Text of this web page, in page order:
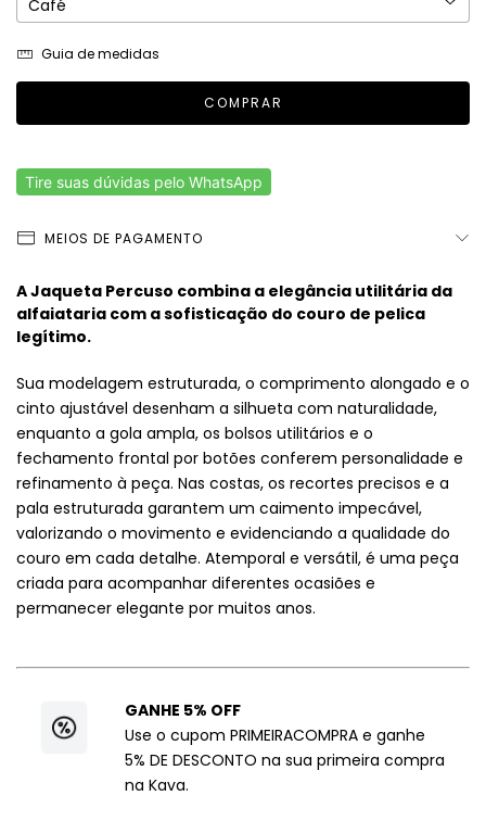
Guia de medidas
Tire suas dúvidas pelo WhatsApp
MEIOS DE PAGAMENTO
A Jaqueta Percuso combina a elegância utilitária da
alfaiataria com a sofisticação do couro de pelica
legítimo.
Sua modelagem estruturada, o comprimento alongado e o
cinto ajustável desenham a silhueta com naturalidade,
enquanto a gola ampla, os bolsos utilitários e o
fechamento frontal por botões conferem personalidade e
refinamento à peça. Nas costas, os recortes precisos e a
pala estruturada garantem um caimento impecável,
valorizando o movimento e evidenciando a qualidade do
couro em cada detalhe. Atemporal e versátil, é uma peça
criada para acompanhar diferentes ocasiões e
permanecer elegante por muitos anos.
GANHE 5% OFF
Use o cupom PRIMEIRACOMPRA e ganhe
5% DE DESCONTO na sua primeira compra
na Kava.